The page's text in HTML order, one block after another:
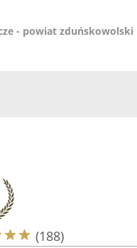
- powiat zduńskowolski
(188)